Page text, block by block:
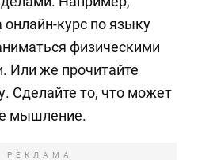
курс по языку
физическими
Или же прочитайте
Сделайте то, что может
мышление.
РЕКЛАМА